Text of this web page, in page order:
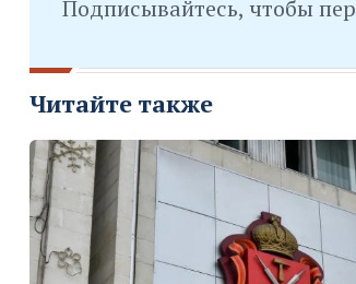
Подписывайтесь, чтобы
Читайте также